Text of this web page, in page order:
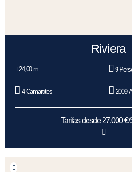
Riviera
24,00 m. 9
4 Camarotes 2009
Tarifas desde 27.000